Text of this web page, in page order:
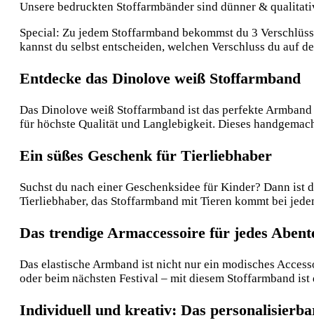
Unsere bedruckten Stoffarmbänder sind dünner &
Special: Zu jedem Stoffarmband bekommst du 3
kannst du selbst entscheiden, welchen Verschluss du auf
Entdecke das Dinolove weiß Stoffarmband
Das Dinolove weiß Stoffarmband ist das perfekte
für höchste Qualität und Langlebigkeit. Dieses
Ein süßes Geschenk für Tierliebhaber
Suchst du nach einer Geschenksidee für Kinder? Dann
Tierliebhaber, das Stoffarmband mit Tieren kommt bei
Das trendige Armaccessoire für jedes
Das elastische Armband ist nicht nur ein modisches
oder beim nächsten Festival – mit diesem Stoffarmband
Individuell und kreativ: Das